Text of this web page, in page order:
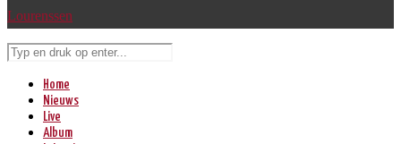
Lourenssen
Home
Nieuws
Live
Album